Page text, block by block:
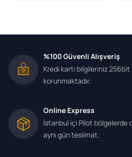
%100 Güvenli Alışveriş
Kredi kartı bilgileriniz 256bit
korunmaktadır.
Online Express
İstanbul içi Pilot bölgelerde
aynı gün teslimat.